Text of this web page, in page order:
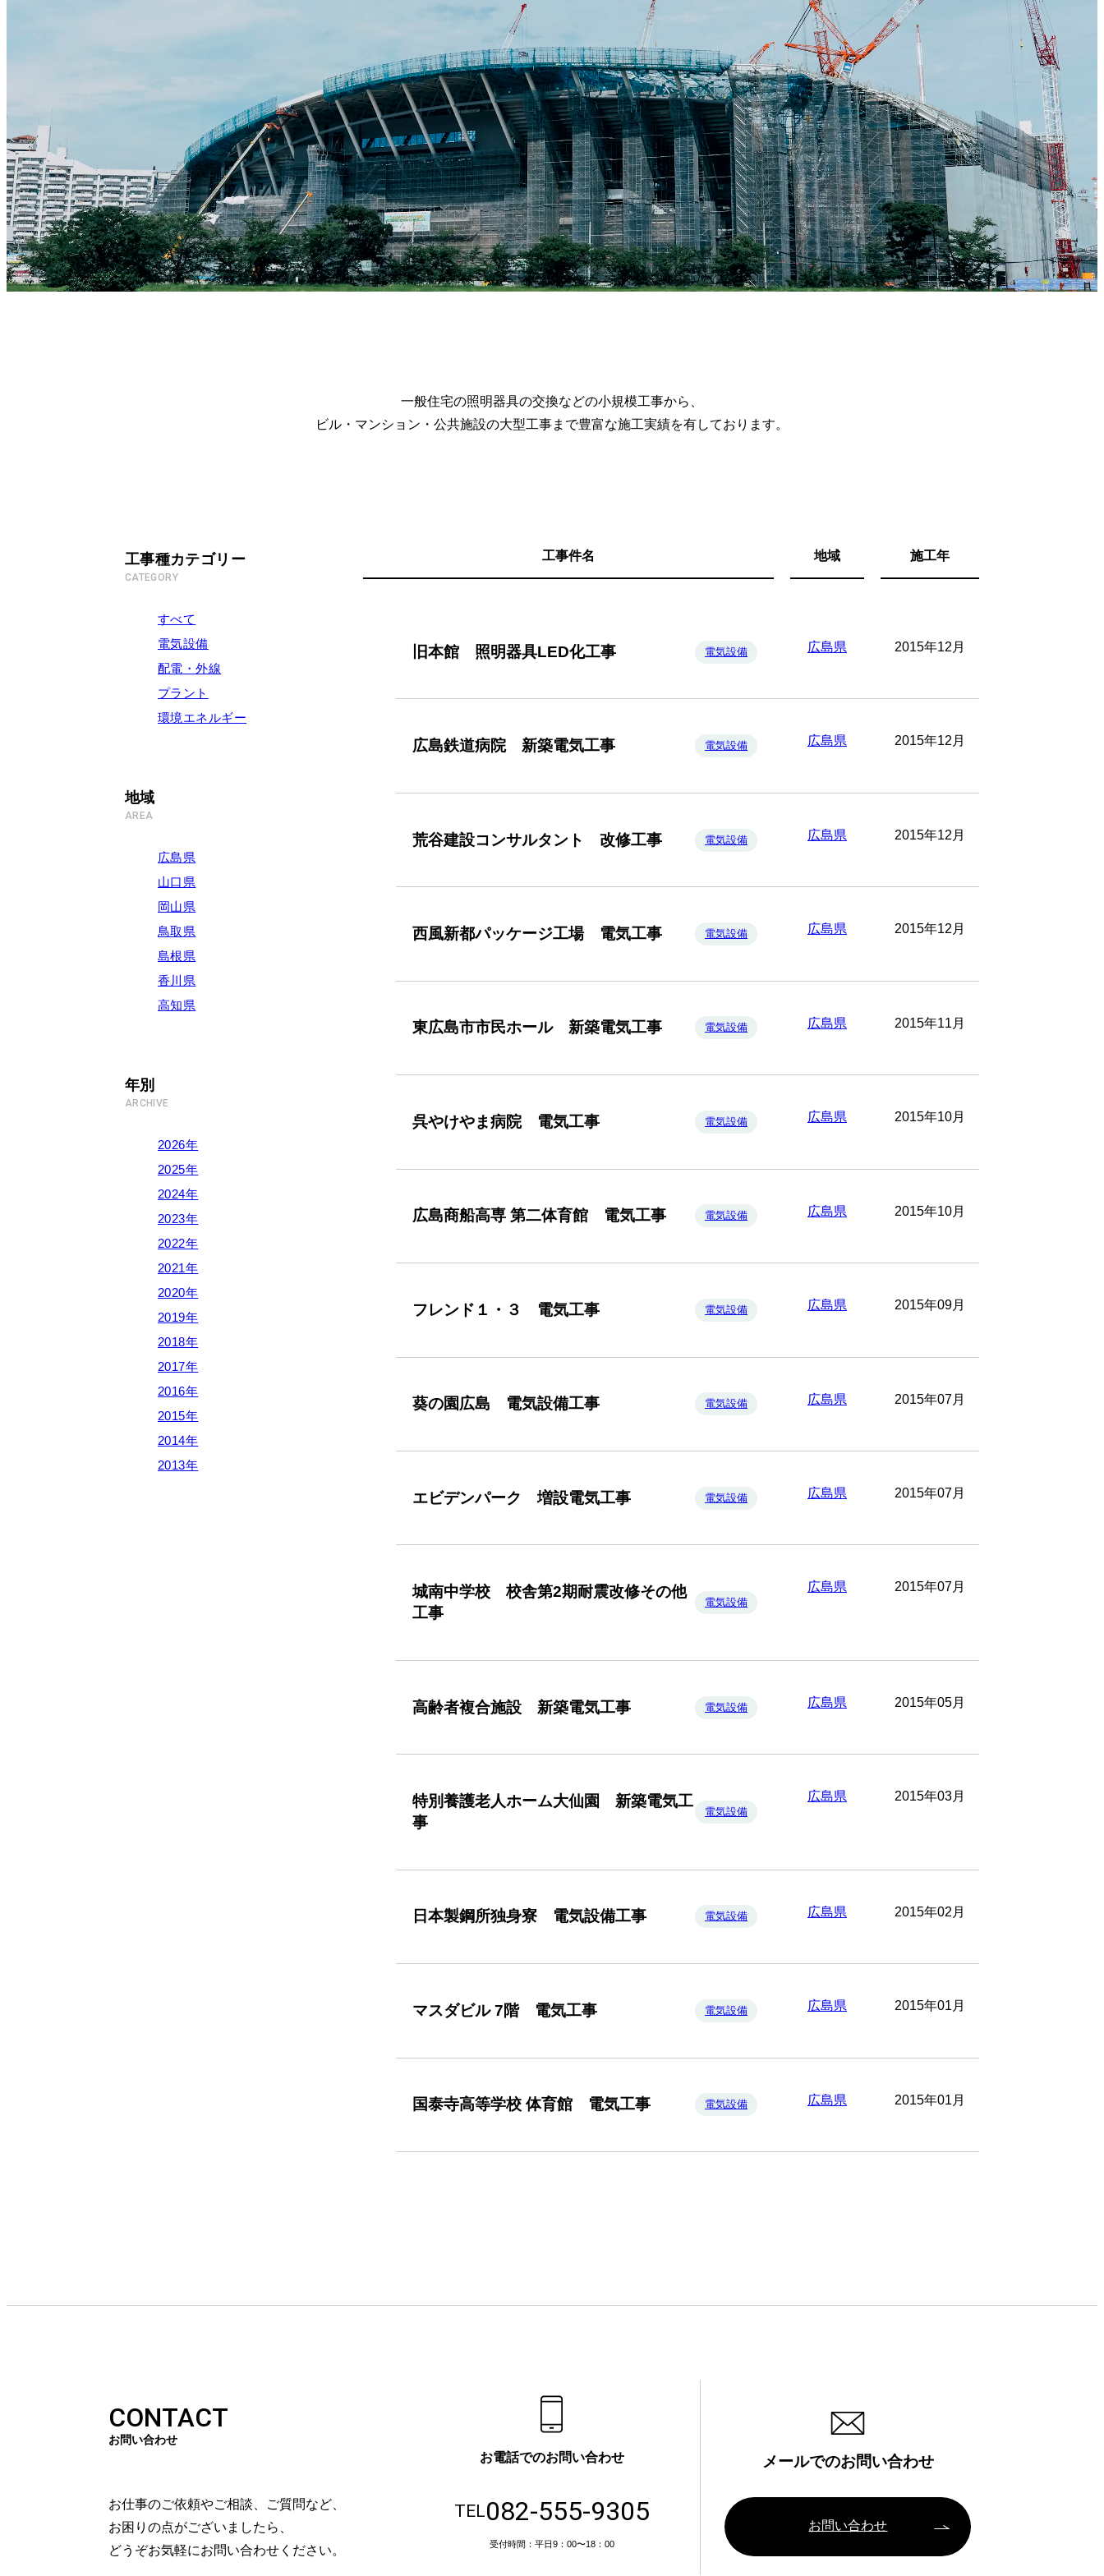
一般住宅の照明器具の交換などの小規模工事から、
ビル・マンション・公共施設の大型工事まで豊富な施工実績を有しております。
工事種カテゴリー
CATEGORY
すべて
電気設備
配電・外線
プラント
環境エネルギー
地域
AREA
広島県
山口県
岡山県
鳥取県
島根県
香川県
高知県
年別
ARCHIVE
2026年
2025年
2024年
2023年
2022年
2021年
2020年
2019年
2018年
2017年
2016年
2015年
2014年
2013年
工事件名 地域 施工年
旧本館 照明器具LED化工事 電気設備 広島県 2015年12月
広島鉄道病院 新築電気工事 電気設備 広島県 2015年12月
荒谷建設コンサルタント 改修工事 電気設備 広島県 2015年12月
西風新都パッケージ工場 電気工事 電気設備 広島県 2015年12月
東広島市市民ホール 新築電気工事 電気設備 広島県 2015年11月
呉やけやま病院 電気工事 電気設備 広島県 2015年10月
広島商船高専 第二体育館 電気工事 電気設備 広島県 2015年10月
フレンド１・３ 電気工事 電気設備 広島県 2015年09月
葵の園広島 電気設備工事 電気設備 広島県 2015年07月
エビデンパーク 増設電気工事 電気設備 広島県 2015年07月
城南中学校 校舎第2期耐震改修その他
工事
電気設備
広島県 2015年07月
高齢者複合施設 新築電気工事 電気設備 広島県 2015年05月
特別養護老人ホーム大仙園 新築電気工
事
電気設備
広島県 2015年03月
日本製鋼所独身寮 電気設備工事 電気設備 広島県 2015年02月
マスダビル 7階 電気工事 電気設備 広島県 2015年01月
国泰寺高等学校 体育館 電気工事 電気設備 広島県 2015年01月
CONTACT
お問い合わせ
お仕事のご依頼やご相談、ご質問など、
お困りの点がございましたら、
どうぞお気軽にお問い合わせください。
お電話でのお問い合わせ
TEL082-555-9305
受付時間：平日9：00〜18：00
メールでのお問い合わせ
お問い合わせ